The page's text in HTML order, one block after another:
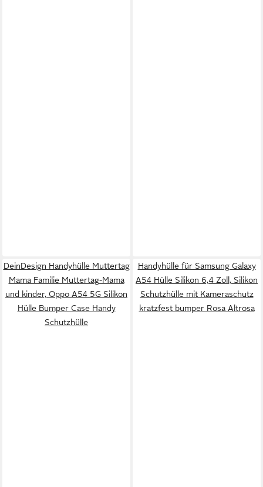
DeinDesign Handyhülle Muttertag
Mama Familie Muttertag-Mama
und kinder, Oppo A54 5G Silikon
Hülle Bumper Case Handy
Schutzhülle
Handyhülle für Samsung Galaxy
A54 Hülle Silikon 6,4 Zoll, Silikon
Schutzhülle mit Kameraschutz
kratzfest bumper Rosa Altrosa